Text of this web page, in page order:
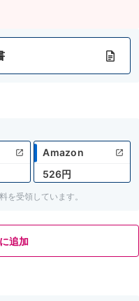
Amazon
526円
を受領しています。
追加